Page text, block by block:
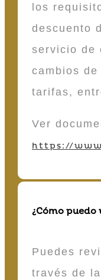
los
descuento
servicio de
cambios
tarifas,
Ver
https://
¿Cómo
Puedes
través de